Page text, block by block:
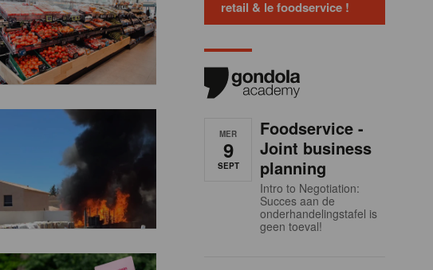
retail & le foodservice !
MER
9
SEPT
Foodservice -
Joint business
planning
Intro to Negotiation:
Succes aan de
onderhandelingstafel is
geen toeval!